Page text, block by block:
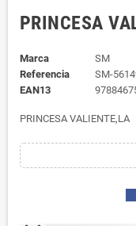
PRINCESA
Marca
SM
Referencia
SM-
EAN13
PRINCESA VALIENTE,LA